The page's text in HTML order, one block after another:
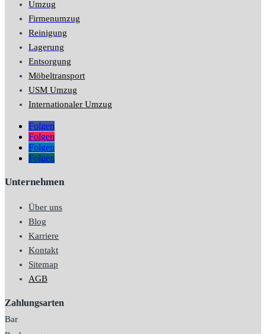
Umzug
Firmenumzug
Reinigung
Lagerung
Entsorgung
Möbeltransport
USM Umzug
Internationaler Umzug
Folgen
Folgen
Folgen
Folgen
Unternehmen
Über uns
Blog
Karriere
Kontakt
Sitemap
AGB
Zahlungsarten
Bar